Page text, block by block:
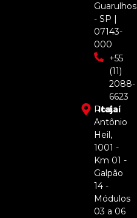
Guarulhos
- SP |
07143-
000
+55
(11)
2088-
6623
Itajaí
Rod.
Antônio
Heil,
1001 -
Km 01 -
Galpão
14 -
Módulos
03 a 06